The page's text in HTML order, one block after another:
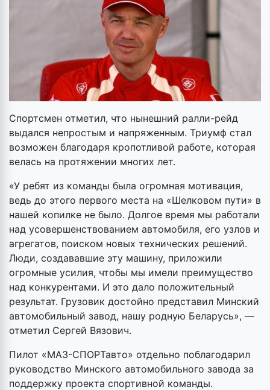
Спортсмен отметил, что нынешний ралли-рейд
выдался непростым и напряженным. Триумф стал
возможен благодаря кропотливой работе, которая
велась на протяжении многих лет.
«У ребят из команды была огромная мотивация,
ведь до этого первого места на «Шелковом пути» в
нашей копилке не было. Долгое время мы работали
над усовершенствованием автомобиля, его узлов и
агрегатов, поиском новых технических решений.
Люди, создававшие эту машину, приложили
огромные усилия, чтобы мы имели преимущество
над конкурентами. И это дало положительный
результат. Грузовик достойно представил Минский
автомобильный завод, нашу родную Беларусь», —
отметил Сергей Вязович.
Пилот «МАЗ-СПОРТавто» отдельно поблагодарил
руководство Минского автомобильного завода за
поддержку проекта спортивной команды.